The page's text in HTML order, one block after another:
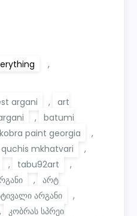
,
argani ,
art
,
batumi
kobra paint georgia
,
quchis mkhatvari
,
, tabu92art
,
,
არტ
არგანი
,
,
კობრას სპრეი